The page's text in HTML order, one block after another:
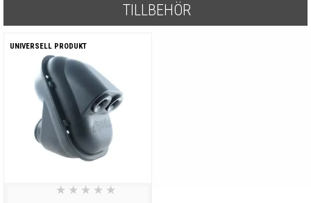
TILLBEHÖR
UNIVERSELL PRODUKT
★ ★ ★ ★ ★